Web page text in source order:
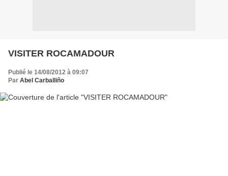
VISITER ROCAMADOUR
Publié le 14/08/2012 à 09:07
Par Abel Carballiño